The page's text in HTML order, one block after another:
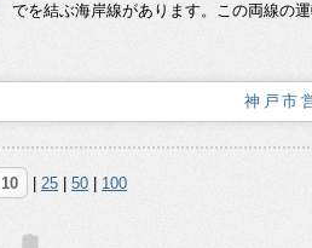
でを結ぶ海岸線があります。この両線の
神戸市
10 25 50 100